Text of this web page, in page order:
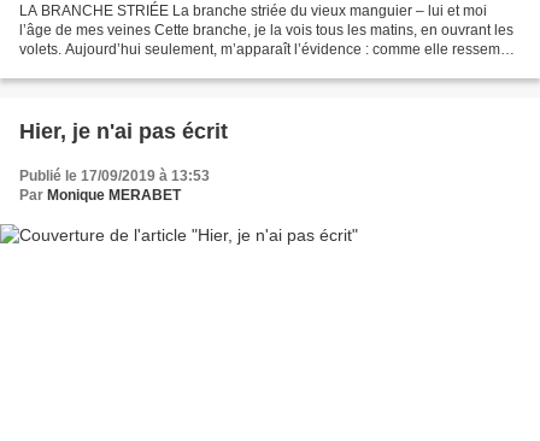
LA BRANCHE STRIÉE La branche striée du vieux manguier – lui et moi
l’âge de mes veines Cette branche, je la vois tous les matins, en ouvrant les
volets. Aujourd’hui seulement, m’apparaît l’évidence : comme elle ressemble
Hier, je n'ai pas écrit
Publié le 17/09/2019 à 13:53
Par Monique MERABET